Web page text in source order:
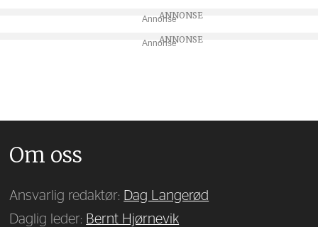
Annonse
Annonse
Om oss
Ansvarlig redaktør: Dag Langerød
Daglig leder: Bernt Hjørnevik